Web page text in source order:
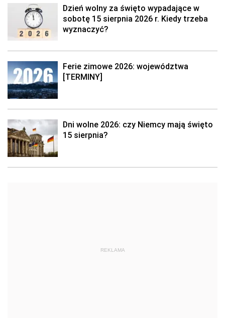
Dzień wolny za święto wypadające w
sobotę 15 sierpnia 2026 r. Kiedy trzeba
wyznaczyć?
Ferie zimowe 2026: województwa
[TERMINY]
Dni wolne 2026: czy Niemcy mają święto
15 sierpnia?
REKLAMA